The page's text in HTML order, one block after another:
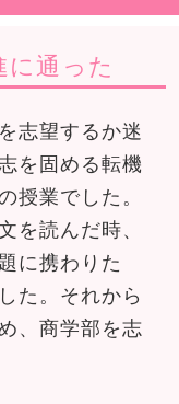
通った
志望するか迷
を固める転機
授業でした。
を読んだ時、
に携わりた
た。それから
、商学部を志